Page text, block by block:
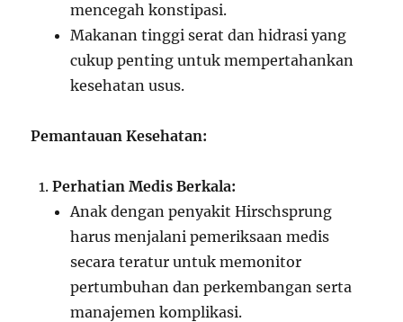
mencegah konstipasi.
Makanan tinggi serat dan hidrasi yang
cukup penting untuk mempertahankan
kesehatan usus.
Pemantauan Kesehatan:
Perhatian Medis Berkala:
Anak dengan penyakit Hirschsprung
harus menjalani pemeriksaan medis
secara teratur untuk memonitor
pertumbuhan dan perkembangan serta
manajemen komplikasi.